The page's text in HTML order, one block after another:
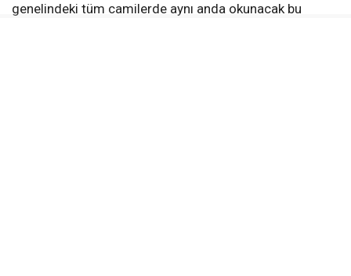
genelindeki tüm camilerde aynı anda okunacak bu